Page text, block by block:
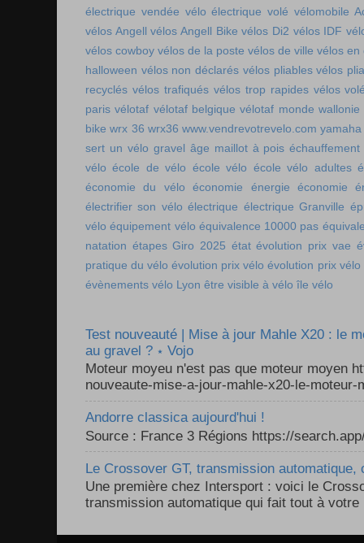
électrique vendée vélo électrique volé vélomobile
vélos Angell vélos Angell Bike vélos Di2 vélos IDF
vélos cowboy vélos de la poste vélos de ville vélos en
halloween vélos non déclarés vélos pliables vélos
recyclés vélos trafiqués vélos trop rapides vélos
paris vélotaf vélotaf belgique vélotaf monde wallonie
bike wrx 36 wrx36 www.vendrevotrevelo.com
sert un vélo gravel âge maillot à pois
vélo école de vélo école vélo école vélo adultes
économie du vélo
économie énergie
économie
électrifier son vélo électrique électrique Granville
vélo équipement vélo équivalence 10000 pas
natation étapes Giro 2025 état évolution prix vae
pratique du vélo évolution prix vélo évolution prix
évènements vélo Lyon être visible à vélo île vélo
Test nouveauté | Mise à jour Mahle X20 : le
au gravel ? ⋆ Vojo
Moteur moyeu n'est pas que moteur moyen
nouveaute-mise-a-jour-mahle-x20-le-
Andorre classica aujourd'hui !
Source : France 3 Régions https://
Le Crossover GT, transmission automatique,
Une première chez Intersport : voici le
transmission automatique qui fait tout à